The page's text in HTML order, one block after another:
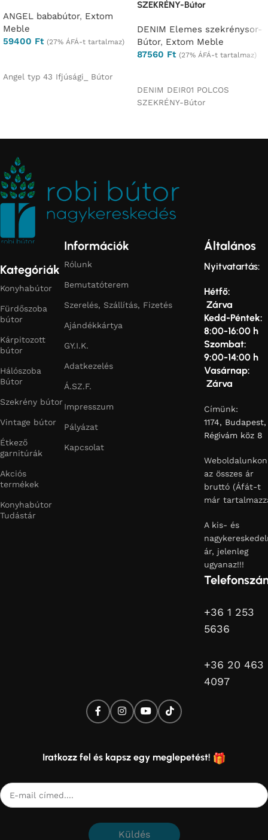
ANGEL bababútor, Extom
Meble
59400 Ft (27% ÁFÁ-t tartalmaz)
Angel typ 43 Ifjúsági_ Bútor
SZEKRÉNY-Bútor
DENIM Elemes szekrénysor-
Bútor, Extom Meble
87560 Ft (27% ÁFÁ-t tartalmaz)
DENIM DEIR01 POLCOS
SZEKRÉNY-Bútor
Kategóriák
Konyhabútor
Fürdőszoba
bútor
Kárpitozott
bútor
Hálószoba
Bútor
Szekrény bútor
Vintage bútor
Étkező
garnitúrák
Akciós
termékek
Konyhabútor
Tudástár
Információk
Rólunk
Bemutatóterem
Szerelés, Szállítás, Fizetés
Ajándékkártya
GY.I.K.
Adatkezelés
Á.SZ.F.
Impresszum
Pályázat
Kapcsolat
Általános
Nyitvatartás:
Hétfő:
Zárva
Kedd-Péntek:
8:00-16:00 h
Szombat:
9:00-14:00 h
Vasárnap:
Zárva
Címünk:
1174, Budapest,
Régivám köz 8
Weboldalunkon
az összes ár
bruttó (Áfát-t
már
A kis- és
ár, jelenleg
ugyanaz!!!
+36 1 253
5636
+36 20 463
4097
Iratkozz fel és kapsz egy meglepetést!
Küldés